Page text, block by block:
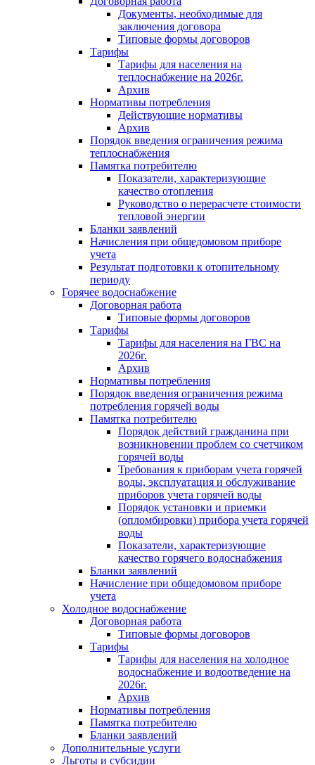
Документы, необходимые для
заключения договора
Типовые формы договоров
Тарифы
Тарифы для населения на
теплоснабжение на 2026г.
Архив
Нормативы потребления
Действующие нормативы
Архив
Порядок введения ограничения режима
теплоснабжения
Памятка потребителю
Показатели, характеризующие
качество отопления
Руководство о перерасчете стоимости
тепловой энергии
Бланки заявлений
Начисления при общедомовом приборе
учета
Результат подготовки к отопительному
периоду
Горячее водоснабжение
Договорная работа
Типовые формы договоров
Тарифы
Тарифы для населения на ГВС на
2026г.
Архив
Нормативы потребления
Порядок введения ограничения режима
потребления горячей воды
Памятка потребителю
Порядок действий гражданина при
возникновении проблем со счетчиком
горячей воды
Требования к приборам учета горячей
воды, эксплуатация и обслуживание
приборов учета горячей воды
Порядок установки и приемки
(опломбировки) прибора учета горячей
воды
Показатели, характеризующие
качество горячего водоснабжения
Бланки заявлений
Начисление при общедомовом приборе
учета
Холодное водоснабжение
Договорная работа
Типовые формы договоров
Тарифы
Тарифы для населения на холодное
водоснабжение и водоотведение на
2026г.
Архив
Нормативы потребления
Памятка потребителю
Бланки заявлений
Дополнительные услуги
Льготы и субсидии